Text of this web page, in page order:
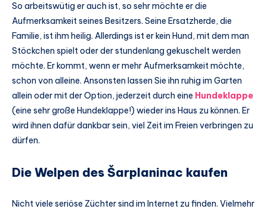
So arbeitswütig er auch ist, so sehr möchte er die
Aufmerksamkeit seines Besitzers. Seine Ersatzherde, die
Familie, ist ihm heilig. Allerdings ist er kein Hund, mit dem man
Stöckchen spielt oder der stundenlang gekuschelt werden
möchte. Er kommt, wenn er mehr Aufmerksamkeit möchte,
schon von alleine. Ansonsten lassen Sie ihn ruhig im Garten
allein oder mit der Option, jederzeit durch eine Hundeklappe
(eine sehr große Hundeklappe!) wieder ins Haus zu können. Er
wird ihnen dafür dankbar sein, viel Zeit im Freien verbringen zu
dürfen.
Die Welpen des Šarplaninac kaufen
Nicht viele seriöse Züchter sind im Internet zu finden. Vielmehr